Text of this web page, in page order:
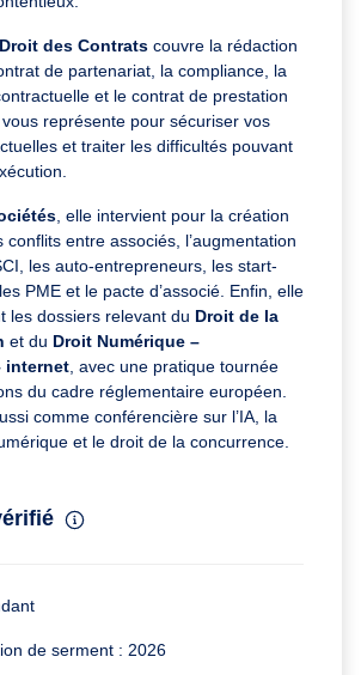
Droit des Contrats couvre la rédaction
de partenariat, la compliance, la
et le contrat de prestation
représente pour sécuriser vos
et traiter les difficultés pouvant
, elle intervient pour la création
conflits entre associés, l’augmentation
les auto-entrepreneurs, les start-
PME et le pacte d’associé. Enfin, elle
les dossiers relevant du Droit de la
et du Droit Numérique –
internet , avec une pratique tournée
du cadre réglementaire européen.
comme conférencière sur l’IA, la
et le droit de la concurrence.
de serment : 2026